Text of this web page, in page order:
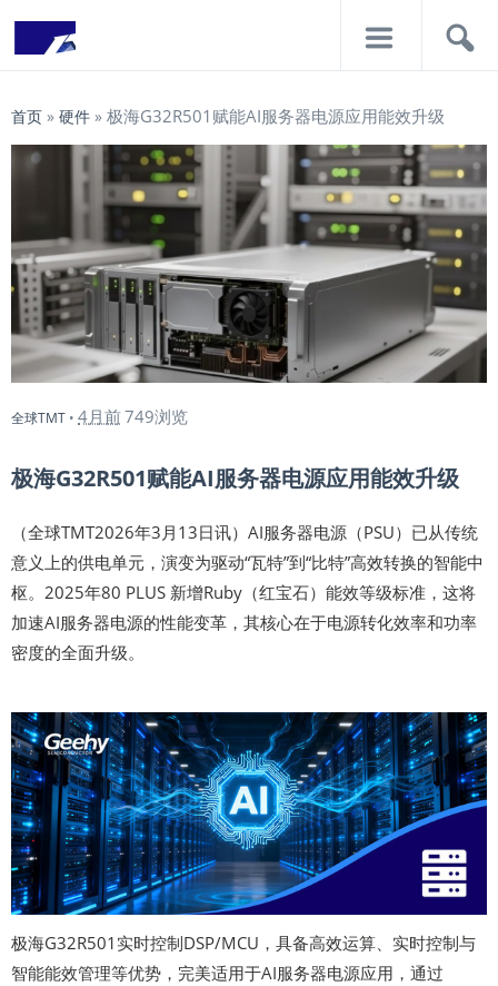
首页 » 硬件 » 极海G32R501赋能AI服务器电源应用能效升级
全球TMT • 4月前749浏览
极海G32R501赋能AI服务器电源应用能效升级
（全球TMT2026年3月13日讯）AI服务器电源（PSU）已从传统
意义上的供电单元，演变为驱动“瓦特”到“比特”高效转换的智能中
枢。2025年80 PLUS 新增Ruby（红宝石）能效等级标准，这将
加速AI服务器电源的性能变革，其核心在于电源转化效率和功率
密度的全面升级。
极海G32R501实时控制DSP/MCU，具备高效运算、实时控制与
智能能效管理等优势，完美适用于AI服务器电源应用，通过